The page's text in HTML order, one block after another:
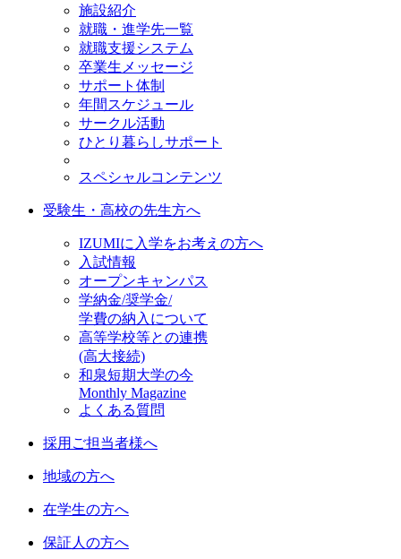
施設紹介
就職・進学先一覧
就職支援システム
卒業生メッセージ
サポート体制
年間スケジュール
サークル活動
ひとり暮らしサポート
スペシャルコンテンツ
受験生・高校の先生方へ
IZUMIに入学をお考えの方へ
入試情報
オープンキャンパス
学納金/奨学金/
学費の納入について
高等学校等との連携
(高大接続)
和泉短期大学の今
Monthly Magazine
よくある質問
採用ご担当者様へ
地域の方へ
在学生の方へ
保証人の方へ